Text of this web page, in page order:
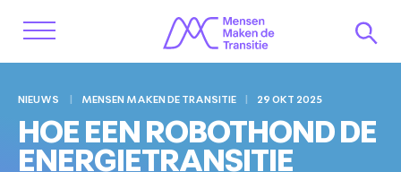
NIEUWS MENSEN MAKEN DE TRANSITIE 29 OKT 2025
HOE EEN ROBOTHOND DE
ENERGIETRANSITIE